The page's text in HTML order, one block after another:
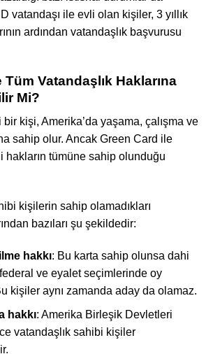
vatandaşı ile evli olan kişiler, 3 yıllık
ardından vatandaşlık başvurusu
Vatandaşlık Haklarına
Mi?
kişi, Amerika’da yaşama, çalışma ve
sahip olur. Ancak Green Card ile
hakların tümüne sahip olunduğu
kişilerin sahip olamadıkları
bazıları şu şekildedir:
hakkı: Bu karta sahip olunsa dahi
ve eyalet seçimlerinde oy
kişiler aynı zamanda aday da olamaz.
hakkı: Amerika Birleşik Devletleri
vatandaşlık sahibi kişiler